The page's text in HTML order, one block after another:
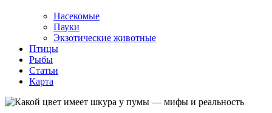
Насекомые
Пауки
Экзотические животные
Птицы
Рыбы
Статьи
Карта